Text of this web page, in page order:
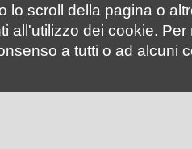
lo scroll della pagina o
all'utilizzo dei cookie.
a tutti o ad alcuni